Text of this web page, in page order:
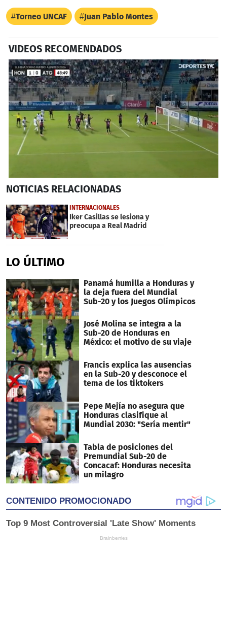
Torneo UNCAF Juan Pablo Montes
VIDEOS RECOMENDADOS
seconds
22
seconds
NOTICIAS RELACIONADAS
INTERNACIONALES
Iker Casillas se lesiona y
preocupa a Real Madrid
LO ÚLTIMO
Panamá humilla a Honduras y
la deja fuera del Mundial
Sub-20 y los Juegos Olímpicos
José Molina se integra a la
Sub-20 de Honduras en
México: el motivo de su viaje
Francis explica las ausencias
en la Sub-20 y desconoce el
tema de los tiktokers
Pepe Mejía no asegura que
Honduras clasifique al
Mundial 2030: "Sería mentir"
Tabla de posiciones del
Premundial Sub-20 de
Concacaf: Honduras necesita
un milagro